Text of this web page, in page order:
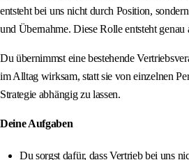
entsteht bei uns nicht durch Position,
und Übernahme. Diese Rolle entsteht genau
Du übernimmst eine bestehende
im Alltag wirksam, statt sie von einzelnen
Strategie abhängig zu lassen.
Deine Aufgaben
Du sorgst dafür, dass Vertrieb bei uns